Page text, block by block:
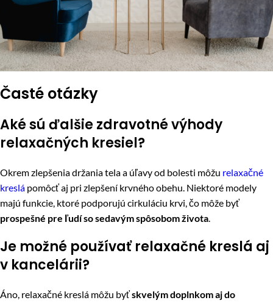
Časté otázky
Aké sú ďalšie zdravotné výhody
relaxačných kresiel?
Okrem zlepšenia držania tela a úľavy od bolesti môžu relaxačné
kreslá pomôcť aj pri zlepšení krvného obehu. Niektoré modely
majú funkcie, ktoré podporujú cirkuláciu krvi, čo môže byť
prospešné pre ľudí so sedavým spôsobom života
Je možné používať relaxačné kreslá aj
v kancelárii?
Áno, relaxačné kreslá môžu byťskvelým doplnkom aj do